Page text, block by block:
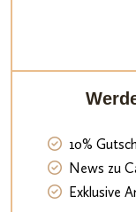
10%
News zu
Exklusive